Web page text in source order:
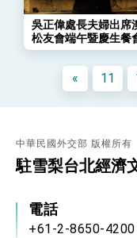
總統重
外交部重
我國政府
事處」
吳正偉處長夫婦出席
松友會端午暨慶生餐
« 11
中華民國外交部 版權所有
駐雪梨台北經濟
電話
+61-2-8650-4200